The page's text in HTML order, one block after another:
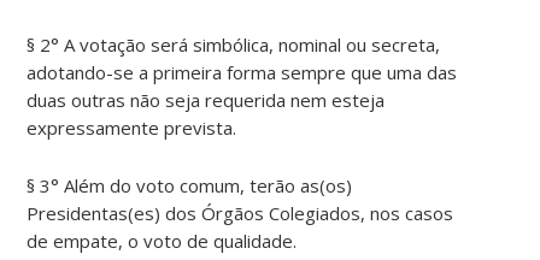
§ 2° A votação será simbólica, nominal ou secreta,
adotando-se a primeira forma sempre que uma das
duas outras não seja requerida nem esteja
expressamente prevista.
§ 3° Além do voto comum, terão as(os)
Presidentas(es) dos Órgãos Colegiados, nos casos
de empate, o voto de qualidade.